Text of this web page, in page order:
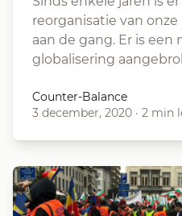
reorganisatie van
aan de gang. Er is een
globalisering
Counter-Balance
3 december, 2020 · 2 min